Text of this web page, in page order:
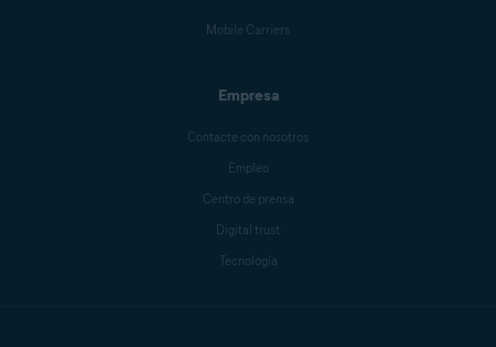
Mobile Carriers
Empresa
Contacte con nosotros
Empleo
Centro de prensa
Digital trust
Tecnología